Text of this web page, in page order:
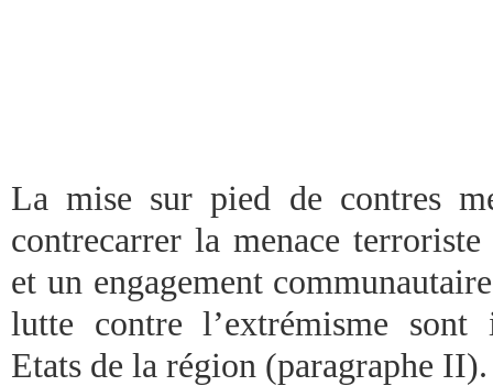
La mise sur pied de contres
contrecarrer la menace
et un engagement
lutte contre l’extrémisme sont
Etats de la région (paragraphe II).